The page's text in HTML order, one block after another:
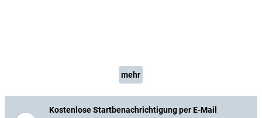
mehr
Kostenlose Startbenachrichtigung per E-Mail